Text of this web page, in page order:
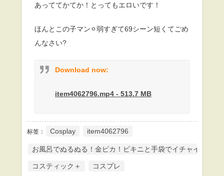
あっててかてか！とってもエロいです！
ほんとこの子マン⚪︎弱すぎて69シーン短くてごめ
んなさい?
Download now:
item4062796.mp4 - 513.7 MB
标签： Cosplay item4062796
お風呂でぬるぬる！金ピカ！ビキニと手袋でイチャイチャ手
コスティック＋ コスプレ